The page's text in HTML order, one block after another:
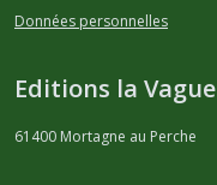
Données personnelles
Editions la
61400 Mortagne au Perche